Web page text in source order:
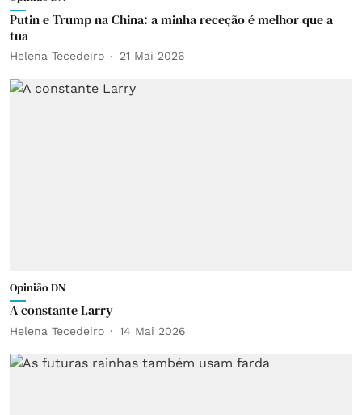
Putin e Trump na China: a minha receção é melhor que a
tua
Helena Tecedeiro 21 Mai 2026
Opinião DN
A constante Larry
Helena Tecedeiro 14 Mai 2026